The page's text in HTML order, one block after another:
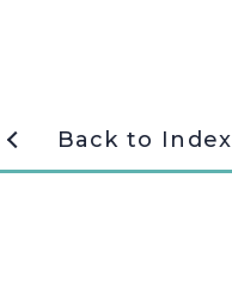
Back to Index